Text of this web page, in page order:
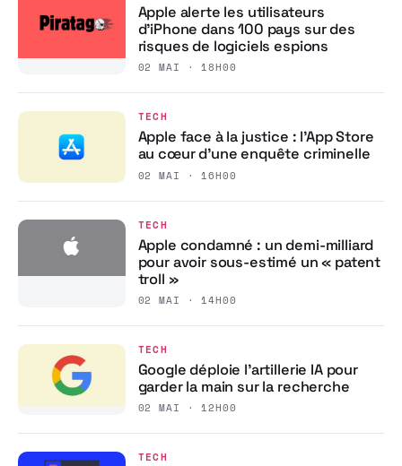
Apple alerte les utilisateurs
d’iPhone dans 100 pays sur des
risques de logiciels espions
02 MAI · 18H00
TECH
Apple face à la justice : l’App Store
au cœur d’une enquête criminelle
02 MAI · 16H00
TECH
Apple condamné : un demi-milliard
pour avoir sous-estimé un « patent
troll »
02 MAI · 14H00
TECH
Google déploie l’artillerie IA pour
garder la main sur la recherche
02 MAI · 12H00
TECH